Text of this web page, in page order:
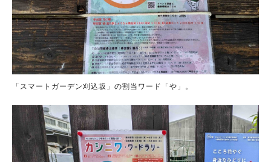
「スマートガーデン刈込坂」の割当ワード「や」。